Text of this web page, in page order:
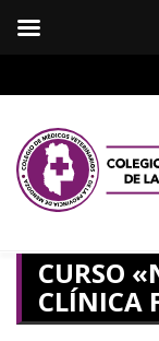
CURSO
CLÍNICA